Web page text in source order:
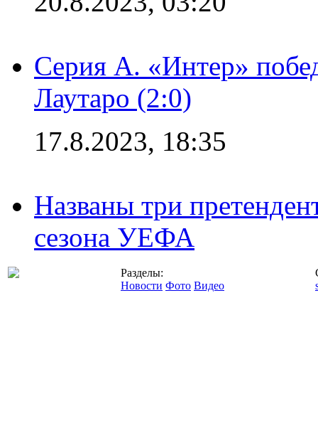
Серия А. «Интер»
Лаутаро (2:0)
17.8.2023, 18:35
Названы три
сезона УЕФА
Разделы:
Новости Фото Видео